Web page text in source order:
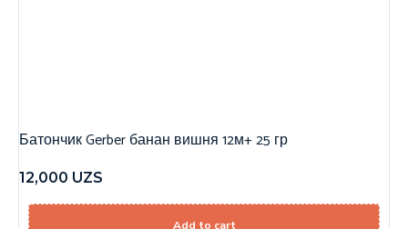
Батончик Gerber банан вишня 12м+ 25 гр
12,000 UZS
Add to cart